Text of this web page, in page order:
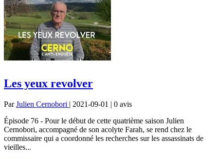
Les yeux revolver
ParJulien Cernobori | 2021-09-01 | 0 avis
Épisode 76 - Pour le début de cette quatrième saison Julien
Cernobori, accompagné de son acolyte Farah, se rend chez le
commissaire qui a coordonné les recherches sur les assassinats de
vieilles...